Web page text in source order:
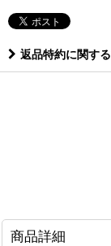
返品特約に関す
商品詳細